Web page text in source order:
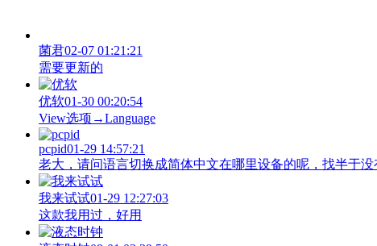
菌君02-07 01:21:21
需要更新的
优软01-30 00:20:54
View‌选项→Language
pcpid01-29 14:57:21
老大，请问语言切换成简体中文在哪里设备的呢，找半于
我来试试01-29 12:27:03
这款我用过，好用